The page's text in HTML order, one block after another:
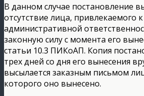
В данном случае постановление
отсутствие лица, привлекаемого к
административной
законную силу с момента его
статьи 10.3 ПИКоАП. Копия
трех дней со дня его вынесения
высылается заказным письмом
которого оно вынесено.